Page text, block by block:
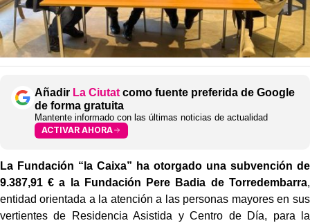
Añadir La Ciutat como fuente preferida de Google
de forma gratuita
Mantente informado con las últimas noticias de actualidad
ACTIVAR AHORA
La Fundación “la Caixa” ha otorgado una subvención de
9.387,91 € a la Fundación Pere Badia de Torredembarra,
entidad orientada a la atención a las personas mayores en sus
vertientes de Residencia Asistida y Centro de Día, para la